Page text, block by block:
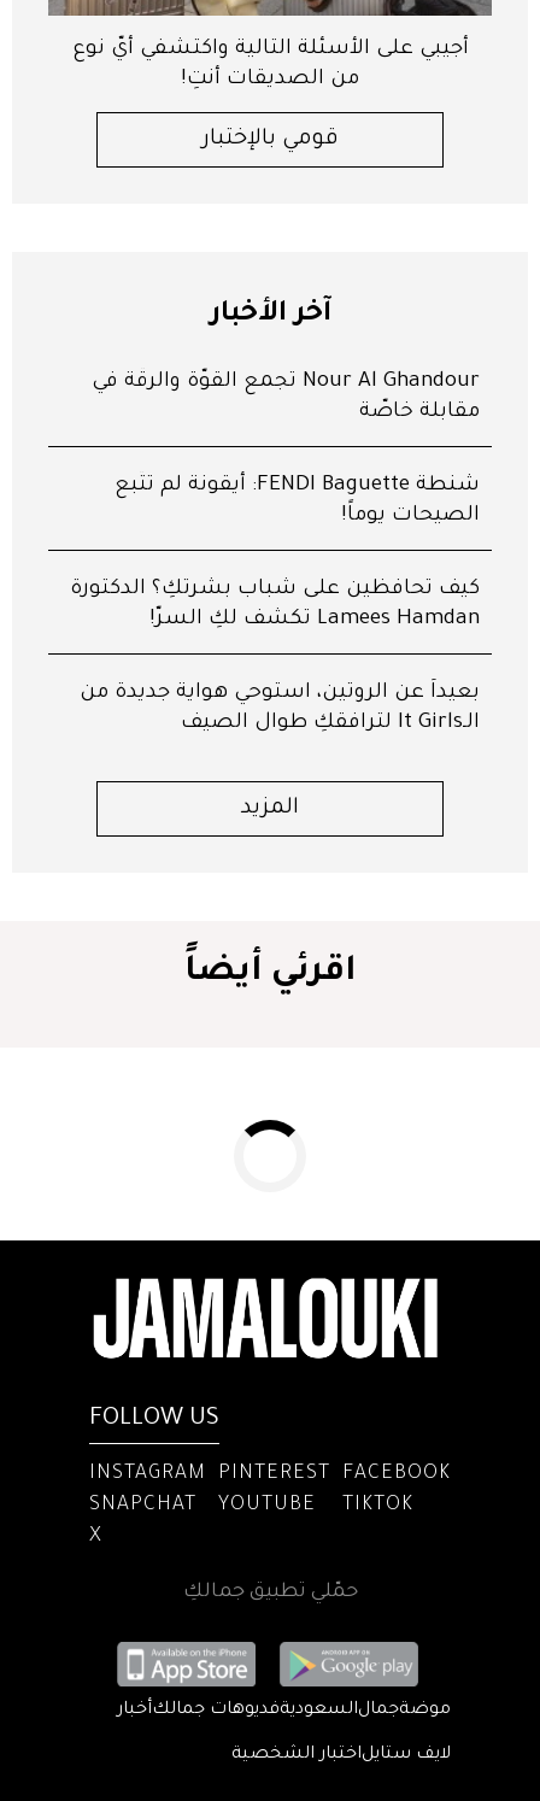
أجيبي على الأسئلة التالية واكتشفي أيّ نوع
من الصديقات أنتِ!
قومي بالإختبار
آخر الأخبار
Nour Al Ghandour تجمع القوّة والرقّة في
مقابلة خاصّة
شنطة FENDI Baguette: أيقونة لم تتّبع
الصيحات يوماً!
كيف تحافظين على شباب بشرتكِ؟ الدكتورة
Lamees Hamdan تكشف لكِ السرّ!
بعيداً عن الروتين، استوحي هواية جديدة من
الـIt Girls لترافقكِ طوال الصيف
المزيد
اقرئي أيضاً
FOLLOW US
INSTAGRAM PINTEREST
FACEBOOK
SNAPCHAT
YOUTUBE
TIKTOK
X
حمّلي تطبيق جمالكِ
موضةجمالالسعوديةفديوهات جمالكأخبار
لايف ستايلاختبار الشخصية